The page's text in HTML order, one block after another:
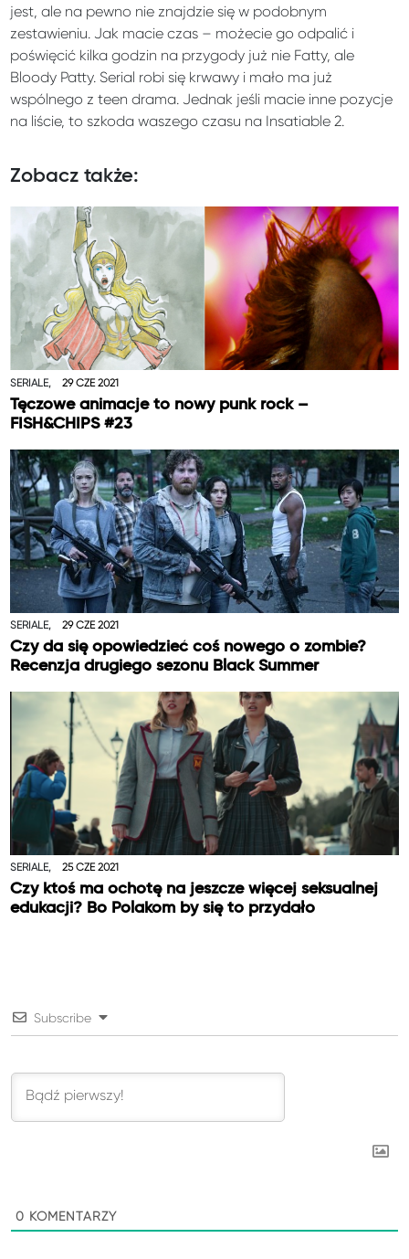
jest, ale na pewno nie znajdzie się w podobnym
zestawieniu. Jak macie czas – możecie go odpalić i
poświęcić kilka godzin na przygody już nie Fatty, ale
Bloody Patty. Serial robi się krwawy i mało ma już
wspólnego z teen drama. Jednak jeśli macie inne pozycje
na liście, to szkoda waszego czasu na Insatiable 2.
Zobacz także:
SERIALE, 29 CZE 2021
Tęczowe animacje to nowy punk rock –
FISH&CHIPS #23
SERIALE, 29 CZE 2021
Czy da się opowiedzieć coś nowego o zombie?
Recenzja drugiego sezonu Black Summer
SERIALE, 25 CZE 2021
Czy ktoś ma ochotę na jeszcze więcej seksualnej
edukacji? Bo Polakom by się to przydało
Subscribe
0 KOMENTARZY